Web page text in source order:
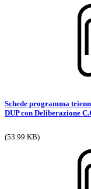
Schede programma
DUP con Deliberazione
(53.99 KB)